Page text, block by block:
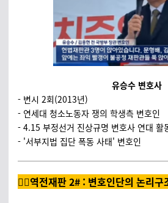
유승수 변호사
- 변시 2회(2013년)
- 연세대 청소노동자 쟁의 학생측 변호인
- 4.15 부정선거 진상규명 변호사 연대 활
- '서부지법 집단 폭동 사태' 변호인
🤦‍♂️역전재판 2# : 변호인단의 논리